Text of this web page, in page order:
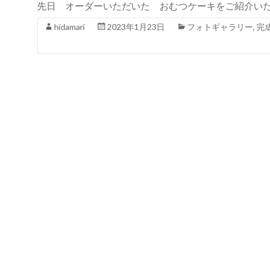
先日 オーダーいただいた おむつケーキをご紹介い
hidamari 2023年1月23日 フォトギャラリー, 完